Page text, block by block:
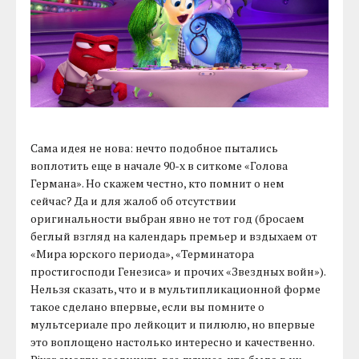
Сама идея не нова: нечто подобное пытались
воплотить еще в начале 90-х в ситкоме «Голова
Германа». Но скажем честно, кто помнит о нем
сейчас? Да и для жалоб об отсутствии
оригинальности выбран явно не тот год (бросаем
беглый взгляд на календарь премьер и вздыхаем от
«Мира юрского периода», «Терминатора
простигосподи Генезиса» и прочих «Звездных войн»).
Нельзя сказать, что и в мультипликационной форме
такое сделано впервые, если вы помните о
мультсериале про лейкоцит и пилюлю, но впервые
это воплощено настолько интересно и качественно.